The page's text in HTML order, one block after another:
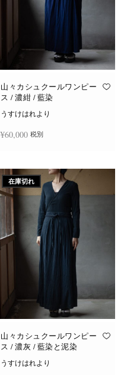
山々カシュクールワンピー
ス / 濃紺 / 藍染
うすけはれより
¥60,000 税別
在庫切れ
山々カシュクールワンピー
ス / 濃灰 / 藍染と泥染
うすけはれより